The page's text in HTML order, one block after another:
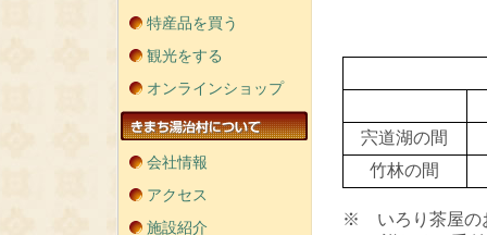
特産品を買う
観光をする
オンラインショップ
会社情報
アクセス
施設紹介
宍道湖の間
竹林の間
※ いろり茶屋の